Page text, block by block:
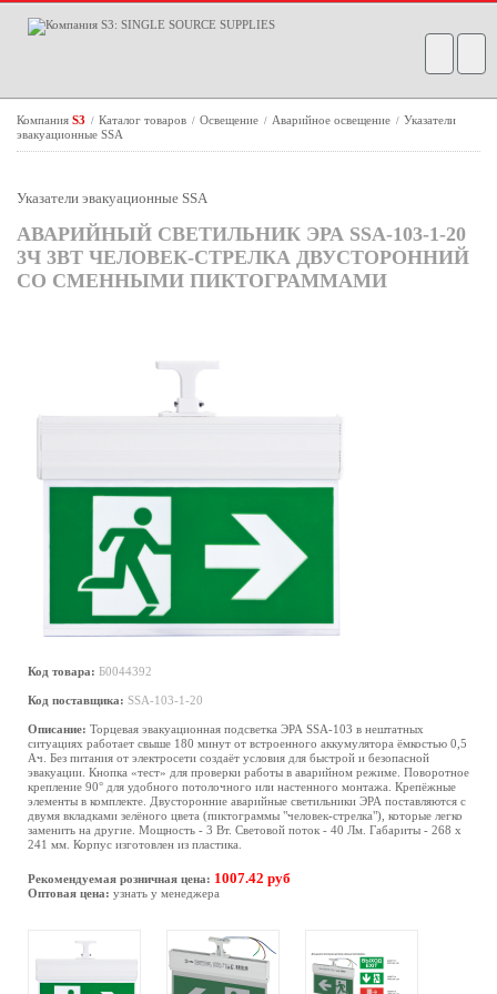
Компания S3 / Каталог товаров / Освещение / Аварийное освещение / Указатели
эвакуационные SSA
Указатели эвакуационные SSA
АВАРИЙНЫЙ СВЕТИЛЬНИК ЭРА SSA-103-1-20
3Ч 3ВТ ЧЕЛОВЕК-СТРЕЛКА ДВУСТОРОННИЙ
СО СМЕННЫМИ ПИКТОГРАММАМИ
Код товара: Б0044392
Код поставщика: SSA-103-1-20
Описание: Торцевая эвакуационная подсветка ЭРА SSA-103 в нештатных
ситуациях работает свыше 180 минут от встроенного аккумулятора ёмкостью 0,5
Ач. Без питания от электросети создаёт условия для быстрой и безопасной
эвакуации. Кнопка «тест» для проверки работы в аварийном режиме. Поворотное
крепление 90° для удобного потолочного или настенного монтажа. Крепёжные
элементы в комплекте. Двусторонние аварийные светильники ЭРА поставляются с
двумя вкладками зелёного цвета (пиктограммы "человек-стрелка"), которые легко
заменить на другие. Мощность - 3 Вт. Световой поток - 40 Лм. Габариты - 268 х
241 мм. Корпус изготовлен из пластика.
Рекомендуемая розничная цена: 1007.42 руб
Оптовая цена: узнать у менеджера